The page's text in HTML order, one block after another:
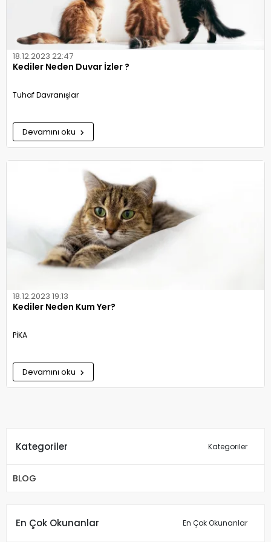
18.12.2023 22:47
Kediler Neden Duvar İzler ?
Tuhaf Davranışlar
Devamını oku
18.12.2023 19:13
Kediler Neden Kum Yer?
PİKA
Devamını oku
Kategoriler Kategoriler
BLOG
En Çok Okunanlar En Çok Okunanlar